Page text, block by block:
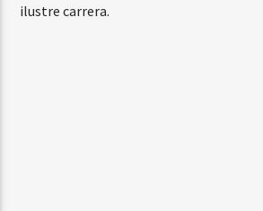
ilustre carrera.